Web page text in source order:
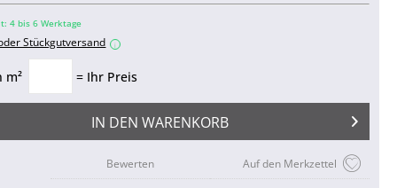
4 bis 6 Werktage
Stückgutversand i
m² = Ihr Preis
IN DEN WARENKORB
Auf den Merkzettel
Bewerten